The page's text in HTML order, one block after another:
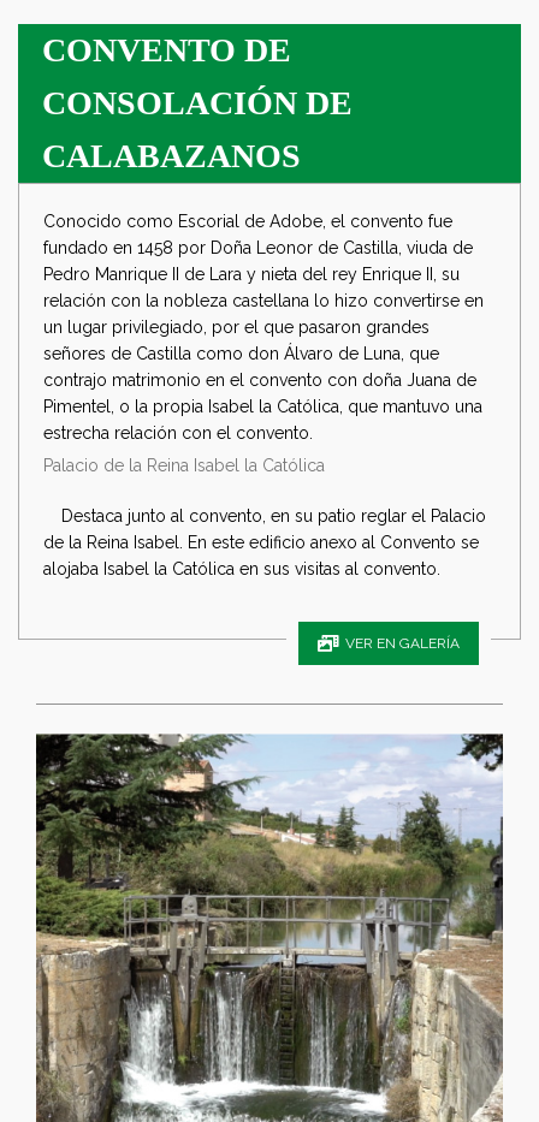
CONVENTO DE
CONSOLACIÓN DE
CALABAZANOS
Conocido como Escorial de Adobe, el convento fue
fundado en 1458 por Doña Leonor de Castilla, viuda de
Pedro Manrique II de Lara y nieta del rey Enrique II, su
relación con la nobleza castellana lo hizo convertirse en
un lugar privilegiado, por el que pasaron grandes
señores de Castilla como don Álvaro de Luna, que
contrajo matrimonio en el convento con doña Juana de
Pimentel, o la propia Isabel la Católica, que mantuvo una
estrecha relación con el convento.
Palacio de la Reina Isabel la Católica
Destaca junto al convento, en su patio reglar el Palacio
de la Reina Isabel. En este edificio anexo al Convento se
alojaba Isabel la Católica en sus visitas al convento.
VER EN GALERÍA